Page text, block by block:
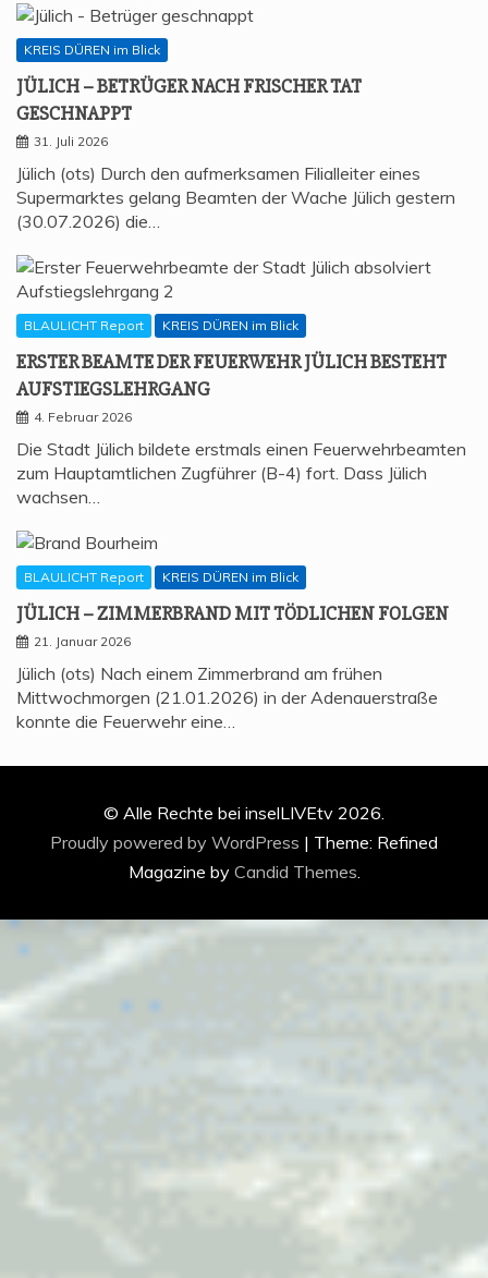
KREIS DÜREN im Blick
JÜLICH – BETRÜ­GER NACH FRI­SCHER TAT
GESCHNAPPT
31. Juli 2026
Jülich (ots) Durch den aufmerksamen Filialleiter eines
Supermarktes gelang Beamten der Wache Jülich gestern
(30.07.2026) die…
BLAULICHT Report KREIS DÜREN im Blick
ERS­TER BEAM­TE DER FEU­ER­WEHR JÜLICH BESTEHT
AUFSTIEGSLEHRGANG
4. Februar 2026
Die Stadt Jülich bildete erstmals einen Feuerwehrbeamten
zum Hauptamtlichen Zugführer (B-4) fort. Dass Jülich
wachsen…
BLAULICHT Report KREIS DÜREN im Blick
JÜLICH – ZIM­MER­BRAND MIT TÖD­LI­CHEN FOLGEN
21. Januar 2026
Jülich (ots) Nach einem Zimmerbrand am frühen
Mittwochmorgen (21.01.2026) in der Adenauerstraße
konnte die Feuerwehr eine…
© Alle Rechte bei inselLIVEtv 2026.
Proudly powered by WordPress | Theme: Refined
Magazine by Candid Themes